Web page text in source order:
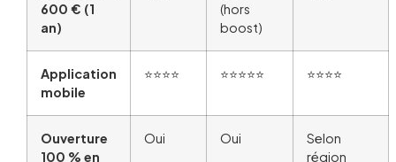
600 € (1
an)
(hors
boost)
Application
mobile
⭐⭐⭐⭐ ⭐⭐⭐⭐⭐ ⭐⭐⭐⭐
Ouverture
100 % en
Oui Oui
Selon
région